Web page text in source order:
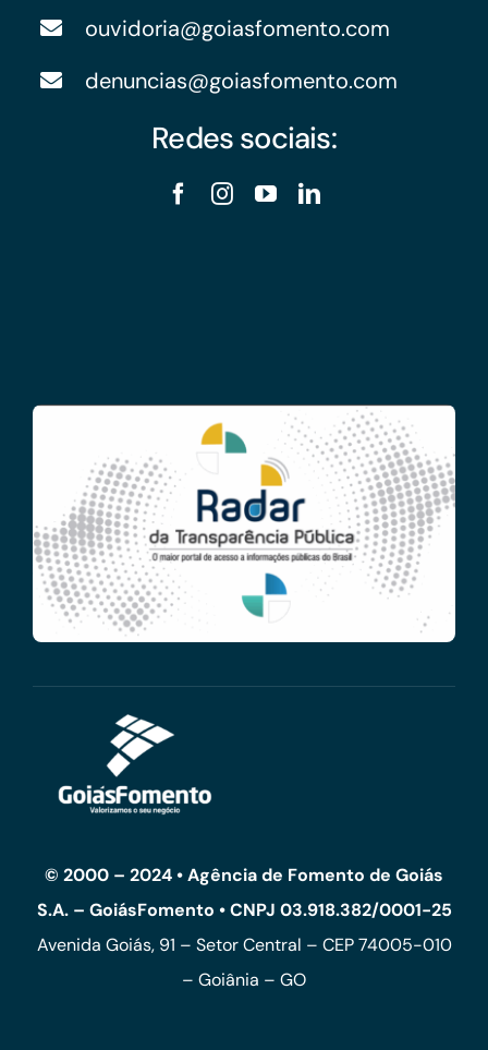
ouvidoria@goiasfomento.com
denuncias@goiasfomento.com
Redes sociais:
© 2000 – 2024 • Agência de Fomento de Goiás
S.A. – GoiásFomento • CNPJ 03.918.382/0001-25
Avenida Goiás, 91 – Setor Central – CEP 74005-010
– Goiânia – GO